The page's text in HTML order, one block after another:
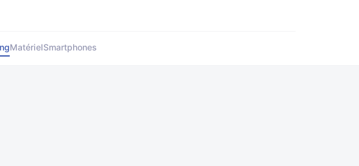
MatérielSmartphones